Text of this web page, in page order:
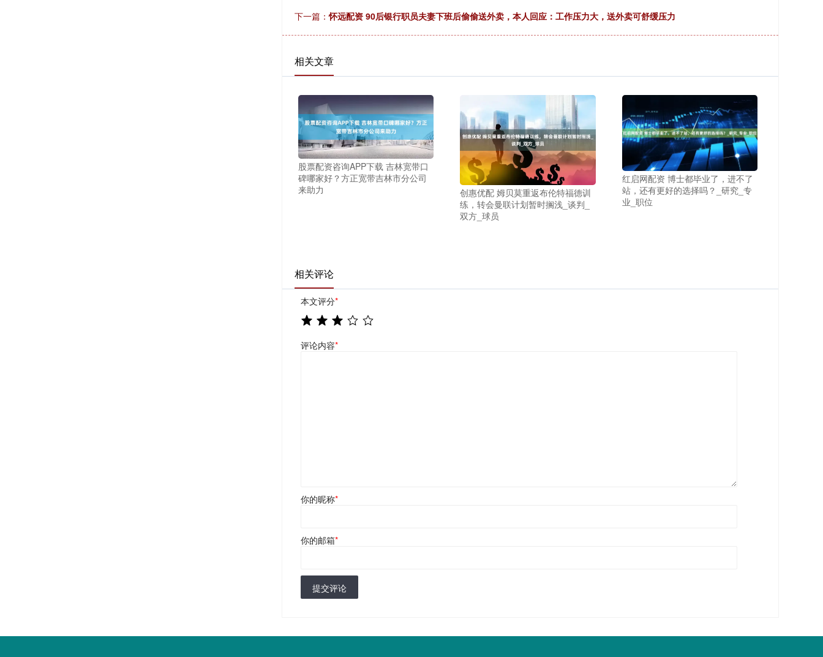
下一篇：怀远配资 90后银行职员夫妻下班后偷偷送外卖，本人回应：工作压力大，送外卖可舒缓压力
相关文章
股票配资咨询APP下载 吉林宽带口
碑哪家好？方正宽带吉林市分公司
来助力
创惠优配 姆贝莫重返布伦特福德训
练，转会曼联计划暂时搁浅_谈判_
双方_球员
红启网配资 博士都毕业了，进不了
站，还有更好的选择吗？_研究_专
业_职位
相关评论
本文评分*
评论内容*
你的昵称*
你的邮箱*
提交评论